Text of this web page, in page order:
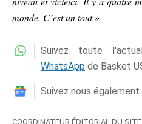
monde. C’est un tout.»
Suivez toute
WhatsApp de Basket
Suivez nous également
COORDINATEUR ÉDITORIAL DU SITE